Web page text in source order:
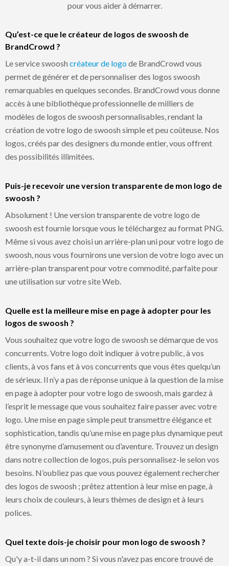
pour vous aider à démarrer.
Qu’est-ce que le créateur de logos de swoosh de
BrandCrowd ?
Le service swoosh créateur de logode BrandCrowd vous
permet de générer et de personnaliser des logos swoosh
remarquables en quelques secondes. BrandCrowd vous donne
accès à une bibliothèque professionnelle de milliers de
modèles de logos de swoosh personnalisables, rendant la
création de votre logo de swoosh simple et peu coûteuse. Nos
logos, créés par des designers du monde entier, vous offrent
des possibilités illimitées.
Puis-je recevoir une version transparente de mon logo de
swoosh ?
Absolument ! Une version transparente de votre logo de
swoosh est fournie lorsque vous le téléchargez au format PNG.
Même si vous avez choisi un arrière-plan uni pour votre logo de
swoosh, nous vous fournirons une version de votre logo avec un
arrière-plan transparent pour votre commodité, parfaite pour
une utilisation sur votre site Web.
Quelle est la meilleure mise en page à adopter pour les
logos de swoosh ?
Vous souhaitez que votre logo de swoosh se démarque de vos
concurrents. Votre logo doit indiquer à votre public, à vos
clients, à vos fans et à vos concurrents que vous êtes quelqu’un
de sérieux. Il n’y a pas de réponse unique à la question de la mise
en page à adopter pour votre logo de swoosh, mais gardez à
l’esprit le message que vous souhaitez faire passer avec votre
logo. Une mise en page simple peut transmettre élégance et
sophistication, tandis qu’une mise en page plus dynamique peut
être synonyme d’amusement ou d’aventure. Trouvez un design
dans notre collection de logos, puis personnalisez-le selon vos
besoins. N’oubliez pas que vous pouvez également rechercher
des logos de swoosh ; prêtez attention à leur mise en page, à
leurs choix de couleurs, à leurs thèmes de design et à leurs
polices.
Quel texte dois-je choisir pour mon logo de swoosh ?
Qu'y a-t-il dans un nom ? Si vous n'avez pas encore trouvé de